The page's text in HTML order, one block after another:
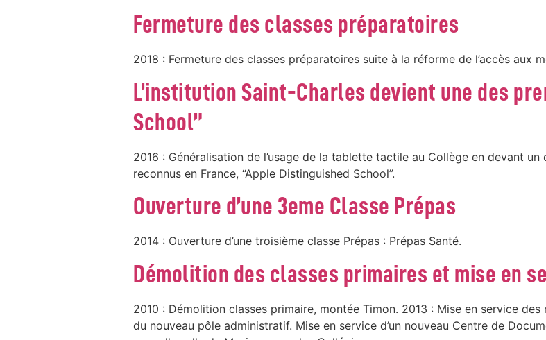
Fermeture des classes préparatoires
2018 : Fermeture des classes préparatoires suite à la réforme de l’accès aux
L’institution Saint-Charles devient une des
School”
2016 : Généralisation de l’usage de la tablette tactile au Collège en devant
reconnus en France, “Apple Distinguished School”.
Ouverture d’une 3eme Classe Prépas
2014 : Ouverture d’une troisième classe Prépas : Prépas Santé.
Démolition des classes primaires et mise en
2010 : Démolition classes primaire, montée Timon. 2013 : Mise en service
du nouveau pôle administratif. Mise en service d’un nouveau Centre de